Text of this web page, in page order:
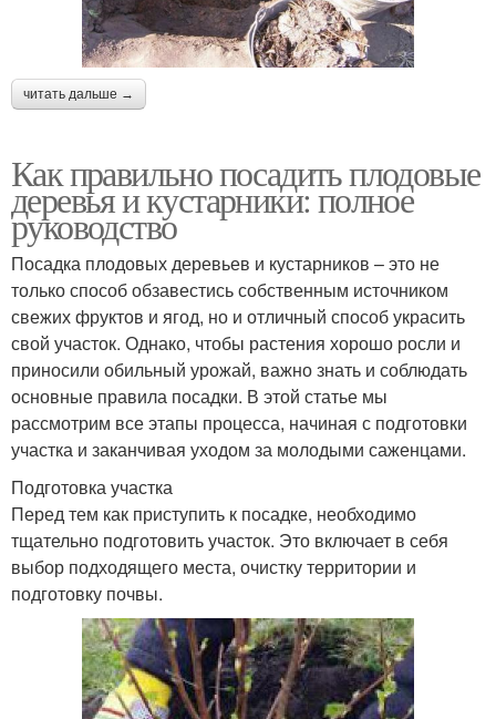
читать дальше →
Как правильно посадить плодовые
деревья и кустарники: полное
руководство
Посадка плодовых деревьев и кустарников – это не
только способ обзавестись собственным источником
свежих фруктов и ягод, но и отличный способ украсить
свой участок. Однако, чтобы растения хорошо росли и
приносили обильный урожай, важно знать и соблюдать
основные правила посадки. В этой статье мы
рассмотрим все этапы процесса, начиная с подготовки
участка и заканчивая уходом за молодыми саженцами.
Подготовка участка
Перед тем как приступить к посадке, необходимо
тщательно подготовить участок. Это включает в себя
выбор подходящего места, очистку территории и
подготовку почвы.